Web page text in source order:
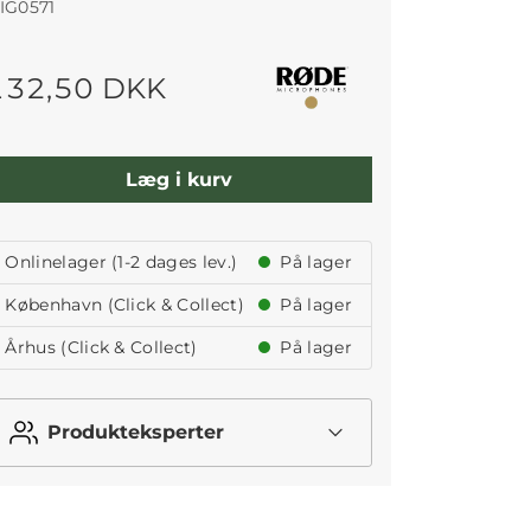
DKK
Læg i kurv
Onlinelager (1-2 dages lev.)
På lager
København (Click & Collect)
På lager
Århus (Click & Collect)
På lager
Produkteksperter